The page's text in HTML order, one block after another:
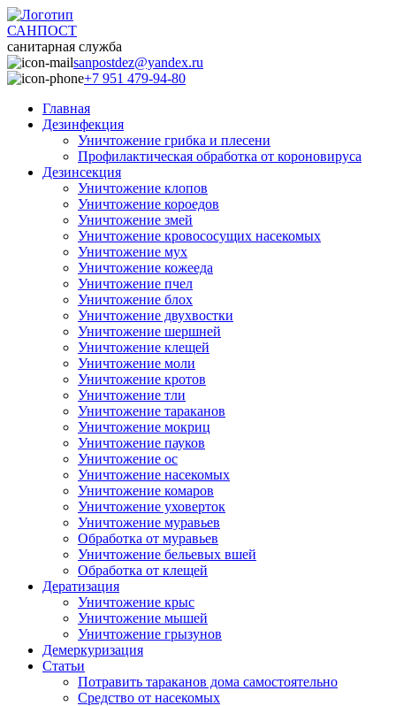
САНПОСТ
санитарная служба
sanpostdez@yandex.ru
+7 951 479-94-80
Главная
Дезинфекция
Уничтожение грибка и плесени
Профилактическая обработка от короновируса
Дезинсекция
Уничтожение клопов
Уничтожение короедов
Уничтожение змей
Уничтожение кровососущих насекомых
Уничтожение мух
Уничтожение кожееда
Уничтожение пчел
Уничтожение блох
Уничтожение двухвостки
Уничтожение шершней
Уничтожение клещей
Уничтожение моли
Уничтожение кротов
Уничтожение тли
Уничтожение тараканов
Уничтожение мокриц
Уничтожение пауков
Уничтожение ос
Уничтожение насекомых
Уничтожение комаров
Уничтожение уховерток
Уничтожение муравьев
Обработка от муравьев
Уничтожение бельевых вшей
Обработка от клещей
Дератизация
Уничтожение крыс
Уничтожение мышей
Уничтожение грызунов
Демеркуризация
Статьи
Потравить тараканов дома самостоятельно
Средство от насекомых